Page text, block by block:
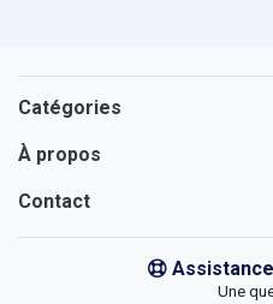
Catégories
À propos
Contact
Une